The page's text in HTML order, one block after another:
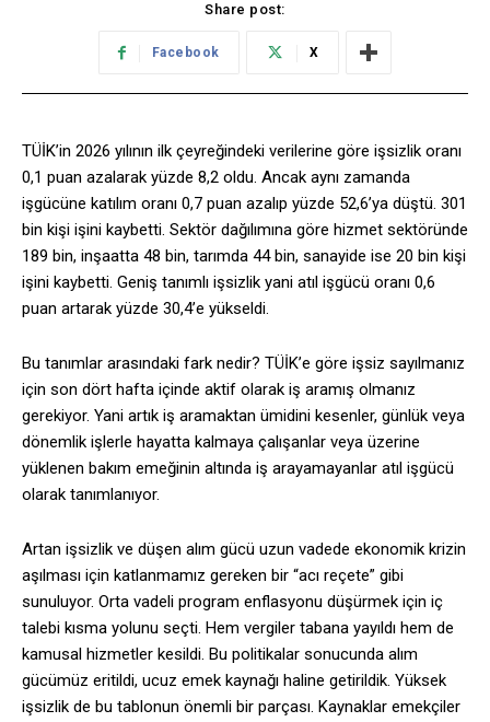
Share post:
Facebook X
TÜİK’in 2026 yılının ilk çeyreğindeki verilerine göre işsizlik oranı
0,1 puan azalarak yüzde 8,2 oldu. Ancak aynı zamanda
işgücüne katılım oranı 0,7 puan azalıp yüzde 52,6’ya düştü. 301
bin kişi işini kaybetti. Sektör dağılımına göre hizmet sektöründe
189 bin, inşaatta 48 bin, tarımda 44 bin, sanayide ise 20 bin kişi
işini kaybetti. Geniş tanımlı işsizlik yani atıl işgücü oranı 0,6
puan artarak yüzde 30,4’e yükseldi.
Bu tanımlar arasındaki fark nedir? TÜİK’e göre işsiz sayılmanız
için son dört hafta içinde aktif olarak iş aramış olmanız
gerekiyor. Yani artık iş aramaktan ümidini kesenler, günlük veya
dönemlik işlerle hayatta kalmaya çalışanlar veya üzerine
yüklenen bakım emeğinin altında iş arayamayanlar atıl işgücü
olarak tanımlanıyor.
Artan işsizlik ve düşen alım gücü uzun vadede ekonomik krizin
aşılması için katlanmamız gereken bir “acı reçete” gibi
sunuluyor. Orta vadeli program enflasyonu düşürmek için iç
talebi kısma yolunu seçti. Hem vergiler tabana yayıldı hem de
kamusal hizmetler kesildi. Bu politikalar sonucunda alım
gücümüz eritildi, ucuz emek kaynağı haline getirildik. Yüksek
işsizlik de bu tablonun önemli bir parçası. Kaynaklar emekçiler